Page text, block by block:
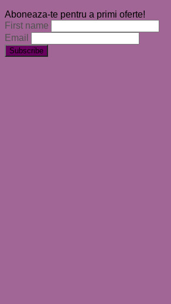
Aboneaza-te pentru a primi oferte!
First name
Email